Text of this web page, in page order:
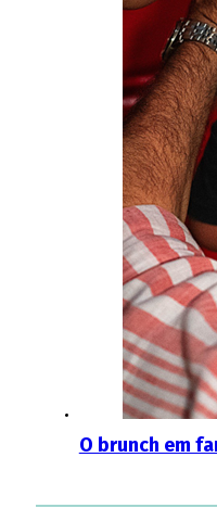
O brunch em